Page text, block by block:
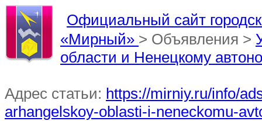
Официальный сайт
«Мирный» > Объявления >
области и Ненецкому
Адрес статьи: https://mirniy.ru/info/
arhangelskoy-oblasti-i-neneckomu-